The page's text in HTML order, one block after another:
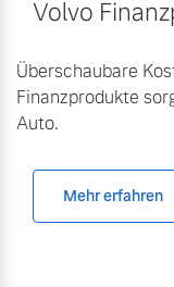
Volvo
Überschaubare
Finanzprodukte
Auto.
Mehr erfahren